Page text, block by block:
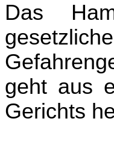
Das
geht aus
Gerichts